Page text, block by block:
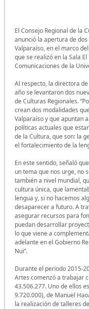
El Consejo Regional de la
anunció la apertura de
Valparaíso, en el marco
que se realizó en la Sala
Comunicaciones de la
Al respecto, la directora
año se levantaron dos
de Culturas Regionales.
crean dos modalidades
Valparaíso y que apuntan
políticas actuales que
de la Cultura, que son: la
el fortalecimiento de la
En este sentido, señaló
un tema que nos urge, no
también a nivel mundial,
cultura única, que
lengua y, si no hacemos
desaparecer a futuro. A
asegurar recursos para
puedan desarrollar
lo que viene a
adelante en el Gobierno
Nui”.
Durante el periodo 2015-
Artes comenzó a trabajar
43.506.277. Uno de ellos
9.720.000), de Manuel
la realización de talleres